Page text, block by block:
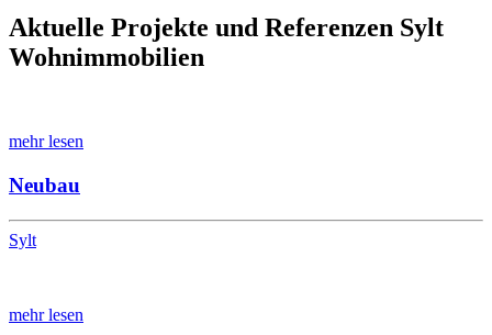
Aktuelle Projekte und Referenzen Sylt
Wohnimmobilien
mehr lesen
Neubau
Sylt
mehr lesen